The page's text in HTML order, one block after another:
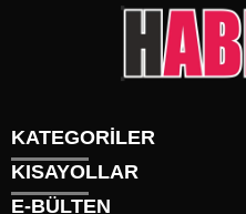
KATEGORİLER
Gündem
KISAYOLLAR
E-BÜLTEN